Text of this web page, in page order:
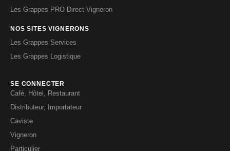
Les Grappes PRO Direct Vigneron
NOS SITES VIGNERONS
Les Grappes Services
Les Grappes Logistique
SE CONNECTER
Café, Hôtel, Restaurant
Distributeur, Importateur
Caviste
Vigneron
Particulier